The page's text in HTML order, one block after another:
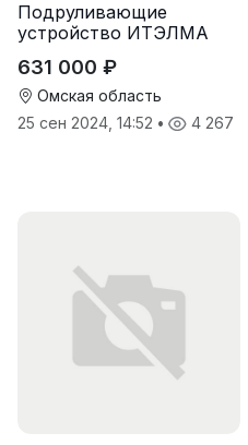
Подруливающие
устройство ИТЭЛМА
631 000 ₽
Омская область
25 сен 2024, 14:52 • 4 267